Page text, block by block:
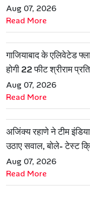
रूट
Aug 07, 2026
Read More
गाजियाबाद के एलिवेटेड
होगी 22 फीट श्रीराम
नई पहचान
Aug 07, 2026
Read More
अजिंक्य रहाणे ने टीम
उठाए सवाल, बोले- टेस्ट
जरूरत हमेशा रहेगी
Aug 07, 2026
Read More